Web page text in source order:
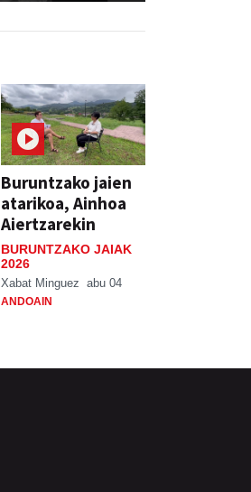
Buruntzako jaien
atarikoa, Ainhoa
Aiertzarekin
BURUNTZAKO JAIAK
2026
Xabat Minguez abu 04
ANDOAIN